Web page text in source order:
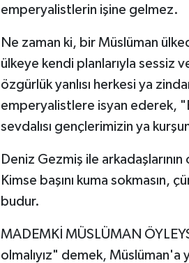
emperyalistlerin işine gelmez.
Ne zaman ki, bir Müslüman
ülkeye kendi planlarıyla sessiz
özgürlük yanlısı herkesi ya
emperyalistlere isyan ederek,
sevdalısı gençlerimizin ya
Deniz Gezmiş ile
Kimse başını kuma sokmasın,
budur.
MADEMKİ MÜSLÜMAN
olmalıyız" demek, Müslüman'a